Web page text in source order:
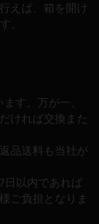
えば、箱を開け
。
す。万が一、
ければ交換また
品送料も当社が
日以内であれば
ご負担となりま